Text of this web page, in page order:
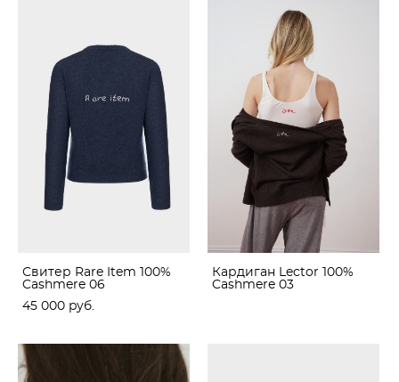
Свитер Rare Item 100%
Cashmere 06
45 000 pуб.
Кардиган Lector 100%
Cashmere 03